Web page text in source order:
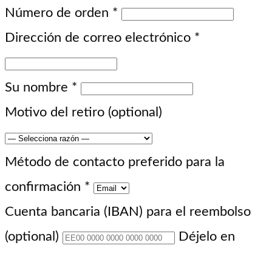
Número de orden *
Dirección de correo electrónico *
Su nombre *
Motivo del retiro (optional)
Método de contacto preferido para la
confirmación *
Cuenta bancaria (IBAN) para el reembolso
(optional)
Déjelo en